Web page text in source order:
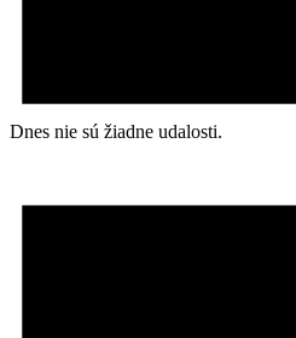
Dnes nie sú žiadne udalosti.